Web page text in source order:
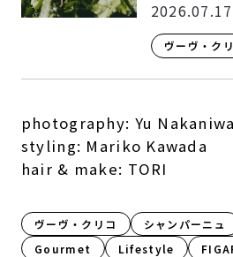
2026.07.17
ヴーヴ・ク
photography: Yu Nakaniwa
styling: Mariko Kawada
hair & make: TORI
ヴーヴ・クリコ シャンパーニュ
Gourmet
Lifestyle​